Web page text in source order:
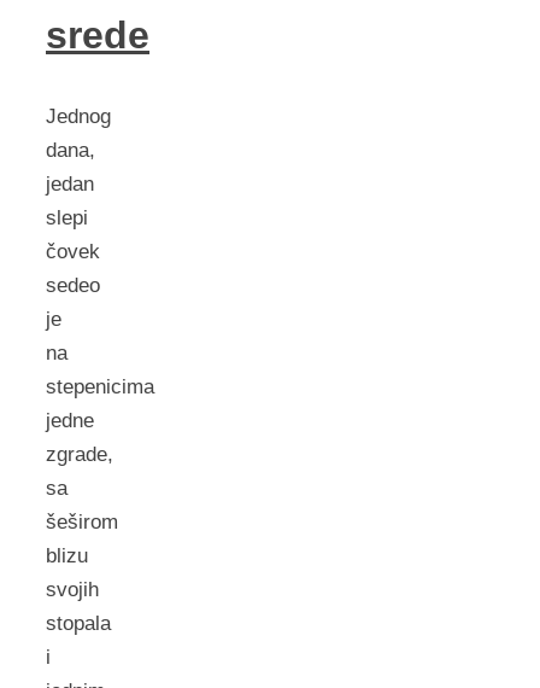
srede
Jednog
dana,
jedan
slepi
čovek
sedeo
je
na
stepenicima
jedne
zgrade,
sa
šeširom
blizu
svojih
stopala
i